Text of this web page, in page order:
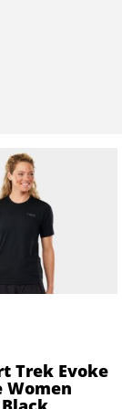
Trek Evoke
Women